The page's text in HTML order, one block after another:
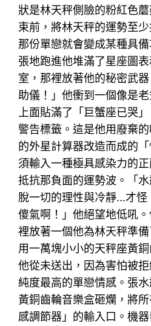
狀是林天秤側臉的粉紅色
束前，將林天秤的運勢至
那份單戀就會變成某種具
張地跑進他堆滿了星座圖
室，那裡放著他的秘密武
助儀！」他衝到一個像是
上面貼滿了「巨蟹座已哭
警告標籤。這是他用廢棄
的外星計算器改造而成的
須輸入一種極具感染力的
抵抗那負面的運勢波。「
脫一切的理性與冷靜…才怪
傻氣啊！」他絕望地低吼
裡放著一個他為林天秤準
用一萬塊小小的天秤座黃
他從未送出，因為害怕被
純度最高的單戀情感。張
黃銅齒輪音樂盒砸爛，將
感調節器」的輸入口。機